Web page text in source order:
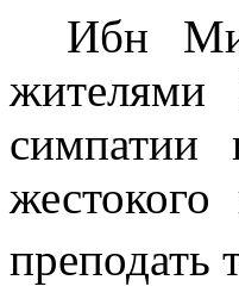
Ибн
симпатии
преподать